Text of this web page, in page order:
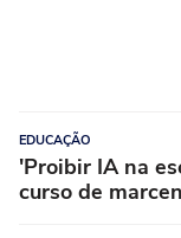
EDUCAÇÃO
'Proibir IA na
curso de